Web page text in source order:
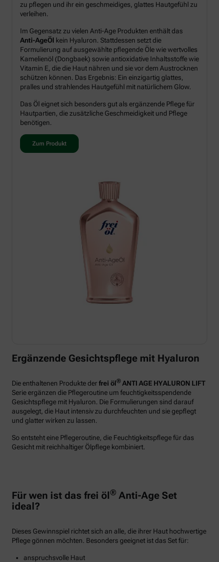
zu pflegen und ihr ein geschmeidiges, glattes Hautgefühl zu
verleihen.
Im Gegensatz zu vielen Anti-Age Produkten enthält das
Anti-AgeÖl kein Hyaluron. Stattdessen setzt die
Formulierung auf ausgewählte pflegende Öle wie wertvolles
Kamelienöl (Dongbaek) sowie antioxidative Inhaltsstoffe wie
Vitamin E, die die Haut nähren und sie vor dem Austrocknen
schützen können. Das Ergebnis: Ein einzigartig glattes,
pralles und strahlendes Hautgefühl mit natürlichem Glow.
Das Öl eignet sich besonders gut als ergänzende Pflege für
Hautpartien, die zusätzliche Geschmeidigkeit und Pflege
benötigen.
Zum Produkt
Ergänzende Gesichtspflege mit Hyaluron
Die enthaltenen Produkte derfrei öl® ANTI AGE HYALURON LIFT
Serie ergänzen die Pflegeroutine um feuchtigkeitsspendende
Gesichtspflege mit Hyaluron. Die Formulierungen sind darauf
ausgelegt, die Haut intensiv zu durchfeuchten und sie gepflegt
und glatter wirken zu lassen.
So entsteht eine Pflegeroutine, die Feuchtigkeitspflege für das
Gesicht mit reichhaltiger Ölpflege kombiniert.
Für wen ist das frei öl® Anti-Age Set
ideal?
Dieses Gewinnspiel richtet sich an alle, die ihrer Haut hochwertige
Pflege gönnen möchten. Besonders geeignet ist das Set für:
anspruchsvolle Haut